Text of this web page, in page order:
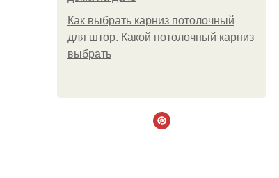
Как выбрать карниз потолочный
для штор. Какой потолочный карниз
выбрать